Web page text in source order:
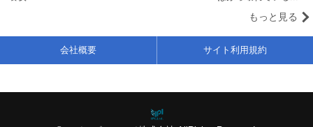
もっと見る
会社概要 サイト利用規約